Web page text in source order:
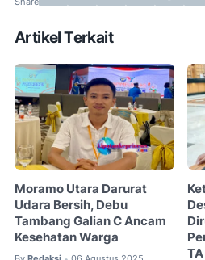
Artikel Terkait
Moramo Utara Darurat
Udara Bersih, Debu
Tambang Galian C Ancam
Kesehatan Warga